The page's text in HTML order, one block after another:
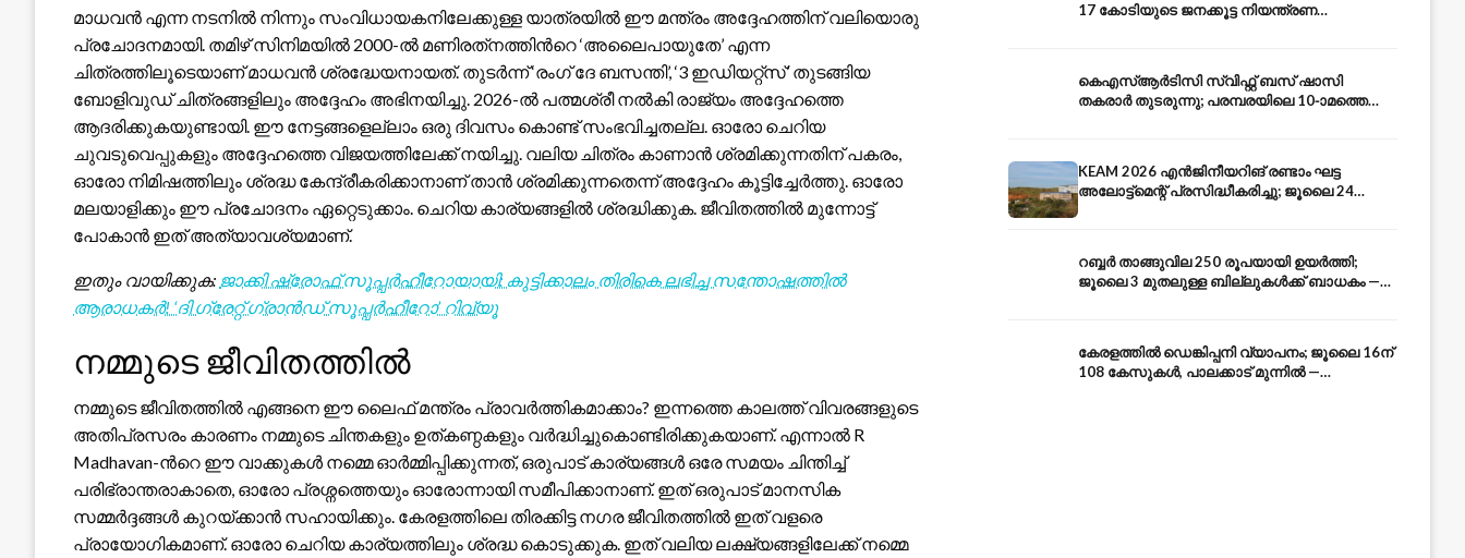
മാധവൻ എന്ന നടനിൽ നിന്നും സംവിധായകനിലേക്കുള്ള യാത്രയിൽ ഈ മന്ത്രം അദ്ദേഹത്തിന് വലിയൊരു
പ്രചോദനമായി. തമിഴ് സിനിമയിൽ 2000-ൽ മണിരത്‌നത്തിന്‍റെ ‘അലൈപായുതേ’ എന്ന
ചിത്രത്തിലൂടെയാണ് മാധവൻ ശ്രദ്ധേയനായത്. തുടർന്ന് ‘രംഗ് ദേ ബസന്തി’, ‘3 ഇഡിയറ്റ്സ്’ തുടങ്ങിയ
ബോളിവുഡ് ചിത്രങ്ങളിലും അദ്ദേഹം അഭിനയിച്ചു. 2026-ൽ പത്മശ്രീ നൽകി രാജ്യം അദ്ദേഹത്തെ
ആദരിക്കുകയുണ്ടായി. ഈ നേട്ടങ്ങളെല്ലാം ഒരു ദിവസം കൊണ്ട് സംഭവിച്ചതല്ല. ഓരോ ചെറിയ
ചുവടുവെപ്പുകളും അദ്ദേഹത്തെ വിജയത്തിലേക്ക് നയിച്ചു. വലിയ ചിത്രം കാണാൻ ശ്രമിക്കുന്നതിന് പകരം,
ഓരോ നിമിഷത്തിലും ശ്രദ്ധ കേന്ദ്രീകരിക്കാനാണ് താൻ ശ്രമിക്കുന്നതെന്ന് അദ്ദേഹം കൂട്ടിച്ചേർത്തു. ഓരോ
മലയാളിക്കും ഈ പ്രചോദനം ഏറ്റെടുക്കാം. ചെറിയ കാര്യങ്ങളിൽ ശ്രദ്ധിക്കുക. ജീവിതത്തിൽ മുന്നോട്ട്
പോകാൻ ഇത് അത്യാവശ്യമാണ്.
ഇതും വായിക്കുക: ജാക്കി ഷ്രോഫ് സൂപ്പർഹീറോയായി: കുട്ടിക്കാലം തിരികെ ലഭിച്ച സന്തോഷത്തിൽ
ആരാധകർ! ‘ദി ഗ്രേറ്റ് ഗ്രാൻഡ് സൂപ്പർഹീറോ’ റിവ്യൂ
നമ്മുടെ ജീവിതത്തിൽ
നമ്മുടെ ജീവിതത്തിൽ എങ്ങനെ ഈ ലൈഫ് മന്ത്രം പ്രാവർത്തികമാക്കാം? ഇന്നത്തെ കാലത്ത് വിവരങ്ങളുടെ
അതിപ്രസരം കാരണം നമ്മുടെ ചിന്തകളും ഉത്കണ്ഠകളും വർദ്ധിച്ചുകൊണ്ടിരിക്കുകയാണ്. എന്നാൽ R
Madhavan-ന്‍റെ ഈ വാക്കുകൾ നമ്മെ ഓർമ്മിപ്പിക്കുന്നത്, ഒരുപാട് കാര്യങ്ങൾ ഒരേ സമയം ചിന്തിച്ച്
പരിഭ്രാന്തരാകാതെ, ഓരോ പ്രശ്നത്തെയും ഓരോന്നായി സമീപിക്കാനാണ്. ഇത് ഒരുപാട് മാനസിക
സമ്മർദ്ദങ്ങൾ കുറയ്ക്കാൻ സഹായിക്കും. കേരളത്തിലെ തിരക്കിട്ട നഗര ജീവിതത്തിൽ ഇത് വളരെ
പ്രായോഗികമാണ്. ഓരോ ചെറിയ കാര്യത്തിലും ശ്രദ്ധ കൊടുക്കുക. ഇത് വലിയ ലക്ഷ്യങ്ങളിലേക്ക് നമ്മെ
17 കോടിയുടെ ജനക്കൂട്ട നിയന്ത്രണ
കെഎസ്ആർടിസി സ്വിഫ്റ്റ് ബസ് ഷാസി
തകരാർ തുടരുന്നു; പരമ്പരയിലെ 10-ാമത്തെ
KEAM 2026 എൻജിനീയറിങ് രണ്ടാം ഘട്ട
അലോട്ട്മെന്റ് പ്രസിദ്ധീകരിച്ചു; ജൂലൈ 24
റബ്ബർ താങ്ങുവില 250 രൂപയായി ഉയർത്തി;
ജൂലൈ 3 മുതലുള്ള ബില്ലുകൾക്ക് ബാധകം —
കേരളത്തിൽ ഡെങ്കിപ്പനി വ്യാപനം; ജൂലൈ 16ന്
108 കേസുകൾ, പാലക്കാട് മുന്നിൽ —